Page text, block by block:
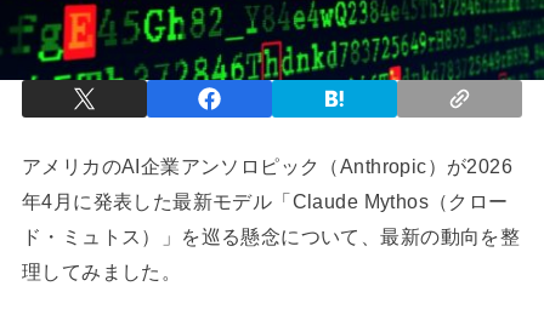
アメリカのAI企業アンソロピック（Anthropic）が2026
年4月に発表した最新モデル「Claude Mythos（クロー
ド・ミュトス）」を巡る懸念について、最新の動向を整
理してみました。